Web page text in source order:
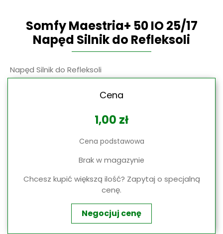
Somfy Maestria+ 50 IO 25/17
Napęd Silnik do Refleksoli
Napęd Silnik do Refleksoli
Cena
1,00 zł
Cena podstawowa
Brak w magazynie
Chcesz kupić większą ilość? Zapytaj o specjalną
cenę.
Negocjuj cenę